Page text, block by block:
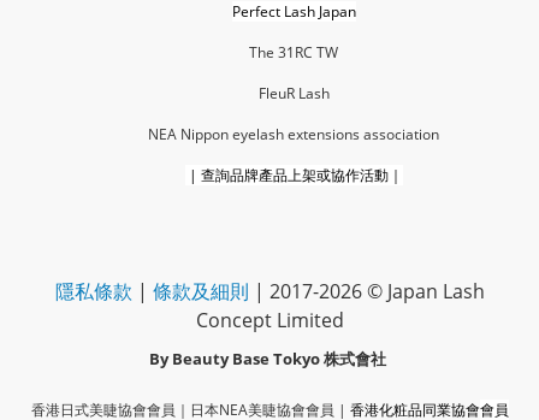
Perfect Lash Japan
The 31RC TW
FleuR Lash
NEA Nippon eyelash extensions association
| 查詢品牌產品上架或協作活動｜
隱私條款 | 條款及細則 | 2017-2026 © Japan Lash
Concept Limited
By Beauty Base Tokyo株式會社
香港日式美睫協會會員｜ 日本NEA美睫協會會員 | 香港化粧品同業協會會員